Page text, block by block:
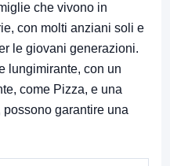
che vivono in
con molti anziani soli e
le giovani generazioni.
lungimirante, con un
come Pizza, e una
garantire una